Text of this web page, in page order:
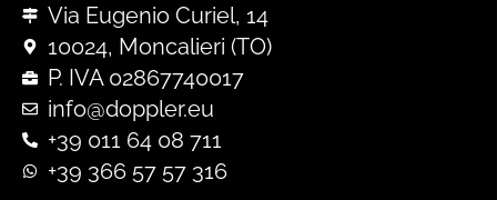
Via Eugenio Curiel, 14
10024, Moncalieri (TO)
P. IVA 02867740017
info@doppler.eu
+39 011 64 08 711
+39 366 57 57 316